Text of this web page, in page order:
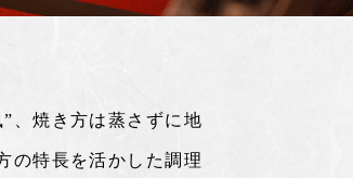
、焼き方は蒸さずに地
の特長を活かした調理